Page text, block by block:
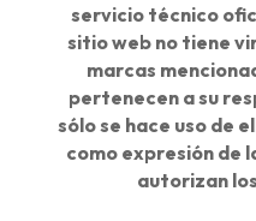
servicio técnico
sitio web no tiene
marcas
pertenecen a su
sólo se hace uso de
como expresión de
autorizan